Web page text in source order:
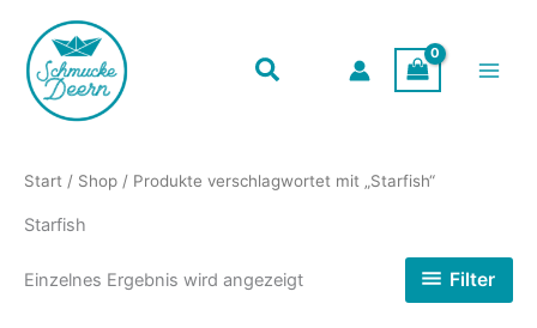
Inhalt
springen
Start / Shop / Produkte verschlagwortet mit „Starfish“
Starfish
Einzelnes Ergebnis wird angezeigt Filter